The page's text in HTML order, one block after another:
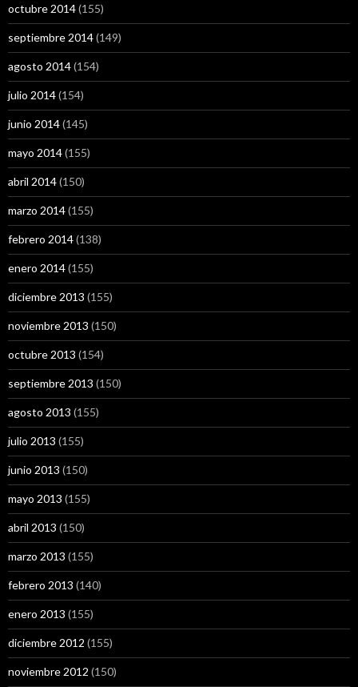
octubre 2014(155)
septiembre 2014(149)
agosto 2014(154)
julio 2014(154)
junio 2014(145)
mayo 2014(155)
abril 2014(150)
marzo 2014(155)
febrero 2014(138)
enero 2014(155)
diciembre 2013 (155)
noviembre 2013 (150)
octubre 2013 (154)
septiembre 2013 (150)
agosto 2013 (155)
julio 2013 (155)
junio 2013 (150)
mayo 2013 (155)
abril 2013 (150)
marzo 2013 (155)
febrero 2013 (140)
enero 2013 (155)
diciembre 2012 (155)
noviembre 2012 (150)